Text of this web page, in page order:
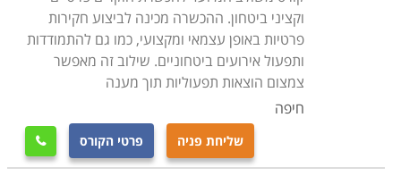
למי מיועד הקורס
קורס קציני ביטחון מיועד לכל אדם המעוניין לפתח קריירה
במקצוע מאתגר ומעניין בתחום. בקורס משתתפים גם
הנדרשים ללימודי רענון תקופתיים, להעשיר את ידיעותיהם,
ולהרחיב את יכולותיהם בעבודה. הקורס מתאים גם לאנשים
ללא רקע בתחום אך בעלי רקע משירותם הצבאי, ולאנשים
וקציני ביטחון. ההכשרה מכינה לביצוע חקירות
פרטיות באופן עצמאי ומקצועי, כמו גם להתמודדות
ותפעול אירועים ביטחוניים. שילוב זה מאפשר
צמצום הוצאות תפעוליות תוך מענה
חיפה
שליחת פניה פרטי הקורס 